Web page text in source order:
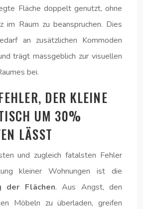
Fläche doppelt genutzt, ohne
im Raum zu beanspruchen. Dies
an zusätzlichen Kommoden
trägt massgeblich zur visuellen
bei.
DER KLEINE
UM 30%
LÄSST
und zugleich fatalsten Fehler
kleiner Wohnungen ist die
der Flächen. Aus Angst, den
Möbeln zu überladen, greifen